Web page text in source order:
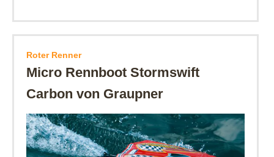
Roter Renner
Micro Rennboot Stormswift
Carbon von Graupner